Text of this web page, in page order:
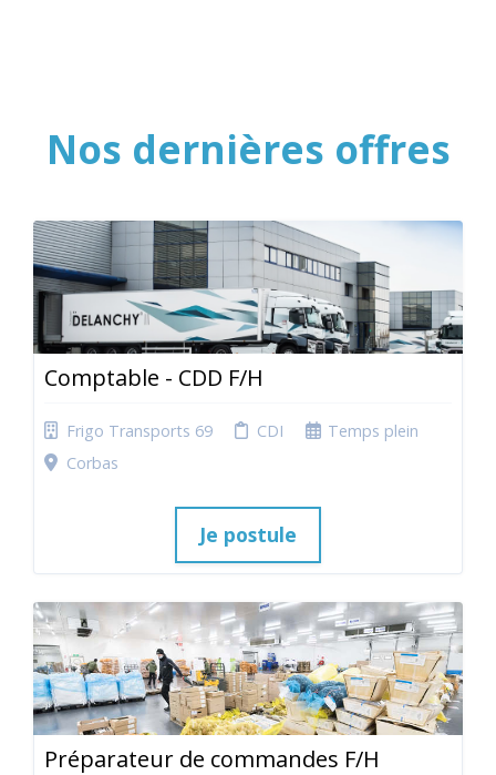
Nos dernières offres
Comptable - CDD F/H
Frigo Transports 69 CDI
Temps plein
Corbas
Je postule
Préparateur de commandes F/H